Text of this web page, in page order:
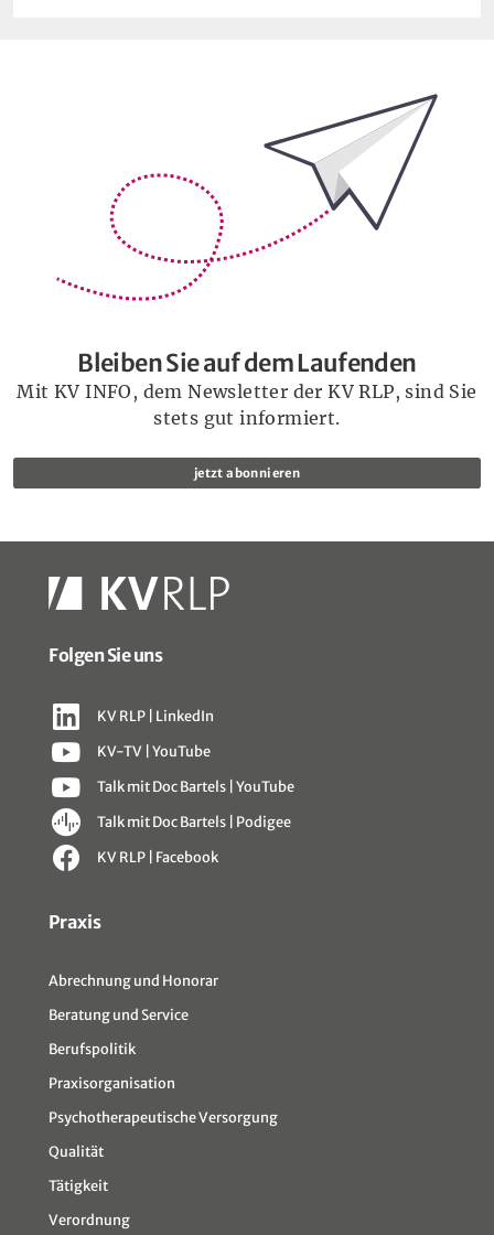
Bleiben Sie auf dem Laufenden
Mit KV INFO, dem Newsletter der KV RLP, sind Sie
stets gut informiert.
jetzt abonnieren
Sitemap
Praxis
Abrechnung und Honorar
Beratung und Service
Berufspolitik
Praxisorganisation
Psychotherapeutische Versorgung
Qualität
Tätigkeit
Verordnung
Folgen Sie uns
KV RLP | LinkedIn
KV-TV | YouTube
Talk mit Doc Bartels | YouTube
Talk mit Doc Bartels | Podigee
KV RLP | Facebook